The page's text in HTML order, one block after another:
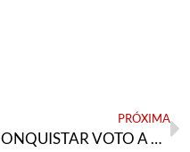
PRÓXIMA
CONQUISTAR VOTO A VOTO, ATÉ O ÚLTIMO SEGUNDO!